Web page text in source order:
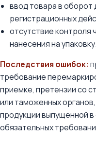
ввод товара в оборот
регистрационных
отсутствие контроля
нанесения на упаковку.
Последствия ошибок:
требование
приемке, претензии со
или таможенных
продукции выпущенной
обязательных